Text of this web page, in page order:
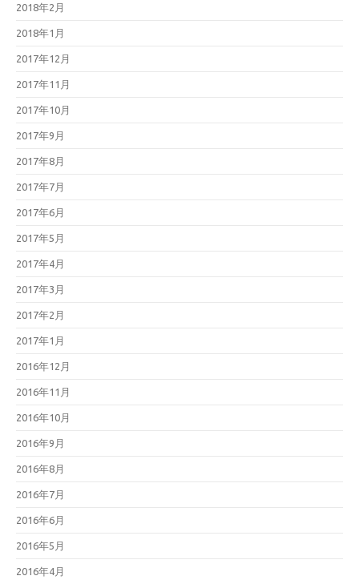
2018年2月
2018年1月
2017年12月
2017年11月
2017年10月
2017年9月
2017年8月
2017年7月
2017年6月
2017年5月
2017年4月
2017年3月
2017年2月
2017年1月
2016年12月
2016年11月
2016年10月
2016年9月
2016年8月
2016年7月
2016年6月
2016年5月
2016年4月